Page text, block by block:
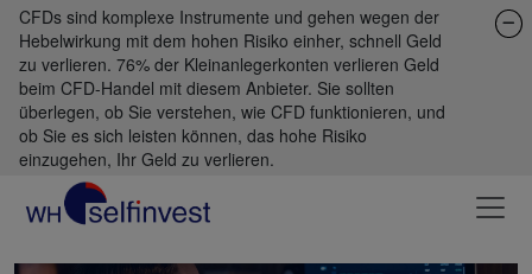
CFDs sind komplexe Instrumente und gehen wegen der
Hebelwirkung mit dem hohen Risiko einher, schnell Geld
zu verlieren. 76% der Kleinanlegerkonten verlieren Geld
beim CFD-Handel mit diesem Anbieter. Sie sollten
überlegen, ob Sie verstehen, wie CFD funktionieren, und
ob Sie es sich leisten können, das hohe Risiko
einzugehen, Ihr Geld zu verlieren.